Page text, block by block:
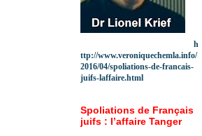
h
ttp://www.veroniquechemla.info/
2016/04/spoliations-de-francais-
juifs-laffaire.html
Spoliations de Français
juifs : l’affaire Tanger